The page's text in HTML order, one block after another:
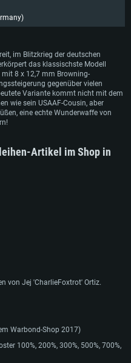
77XX / NVIDIA GeForce GTX
besser
neuer
Prozessoren werden nicht
mit Metal Support
werden nicht unterstützt)
Treibern (nicht älter als 6
Spiel beträgt 720p mit Vulkan
im Blitzkrieg der deutschen
das klassischste Modell
8 x 12,7 mm Browning-
gegenüber vielen
Variante kommt nicht mit dem
wie sein USAAF-Cousin, aber
eine echte Wunderwaffe von
Artikel im Shop in
von Jej 'CharlieFoxtrot' Ortiz.
Warbond-Shop 2017)
100%, 200%, 300%, 500%, 700%,